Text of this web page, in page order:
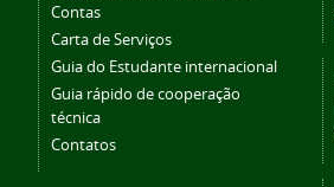
Contas
Carta de Serviços
Guia do Estudante internacional
Guia rápido de cooperação
técnica
Contatos